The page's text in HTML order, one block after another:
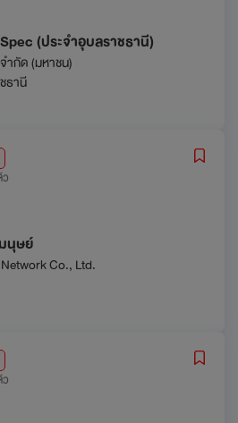
(ประจำอุบลราชธานี)
ากัด (มหาชน)
ธานี
นุษย์
Co., Ltd.